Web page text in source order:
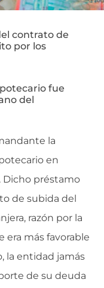
contrato de
por los
fue
del
la
en
Dicho préstamo
de subida del
razón por la
más favorable
la entidad jamás
de su deuda